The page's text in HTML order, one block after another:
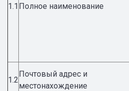
1.1 Полное наименование
1.2
Почтовый адрес и
местонахождение